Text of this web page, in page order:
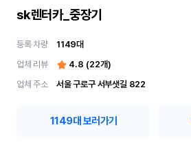
sk렌터카_중장기
등록 차량 1149대
업체 리뷰
4.8 (22개)
업체 주소
서울 구로구 서부샛길 822
1149대 보러가기